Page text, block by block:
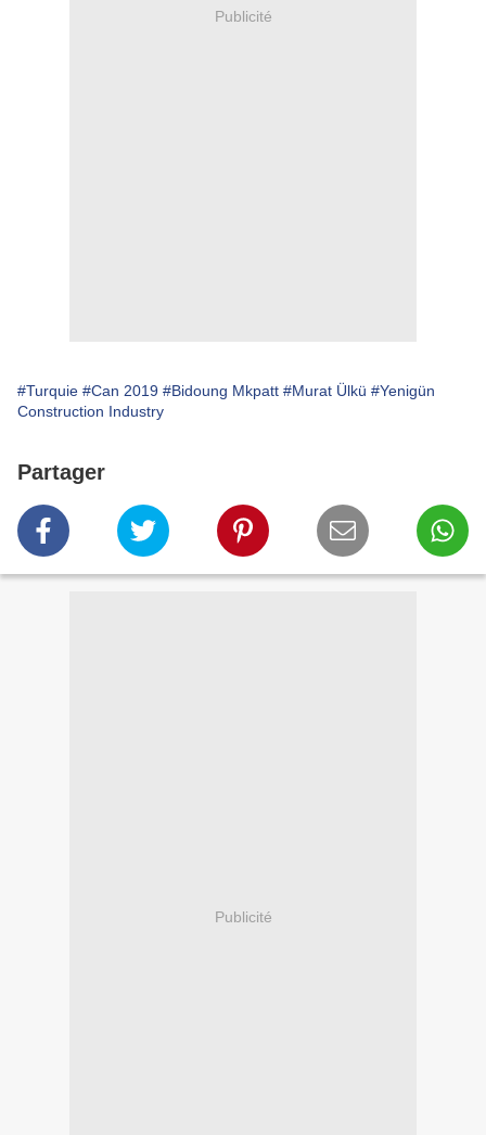
Publicité
#Turquie #Can 2019 #Bidoung Mkpatt #Murat Ülkü #Yenigün
Construction Industry
Partager
Publicité